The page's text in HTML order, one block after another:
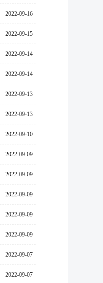
2022-09-16
2022-09-15
2022-09-14
2022-09-14
2022-09-13
2022-09-13
2022-09-10
2022-09-09
2022-09-09
2022-09-09
2022-09-09
2022-09-09
2022-09-07
2022-09-07